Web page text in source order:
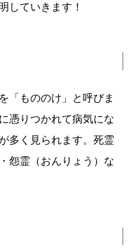
していきます！
「もののけ」と呼びま
憑りつかれて病気にな
多く見られます。死霊
怨霊（おんりょう）な